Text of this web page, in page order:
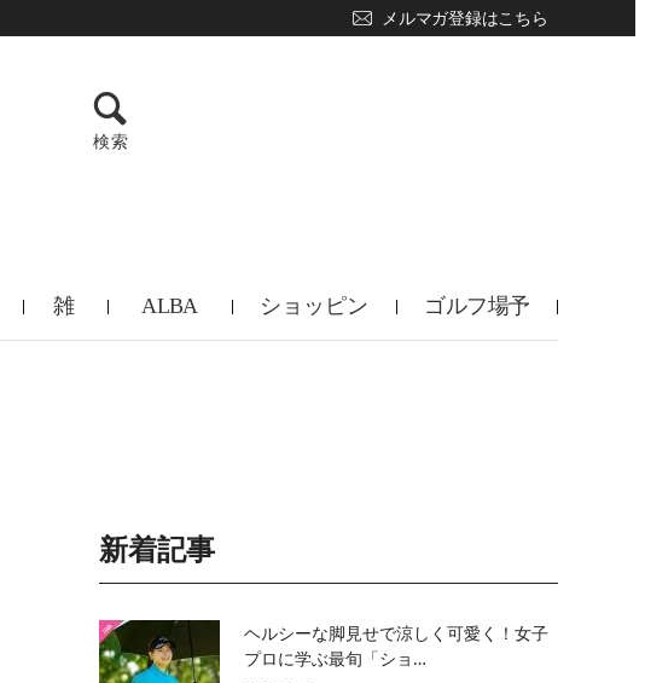
雑 ALBA ショッピン ゴルフ場予
メルマガ登録はこちら
検索
新着記事
ヘルシーな脚見せで涼しく可愛く！女子
プロに学ぶ最旬「ショ…